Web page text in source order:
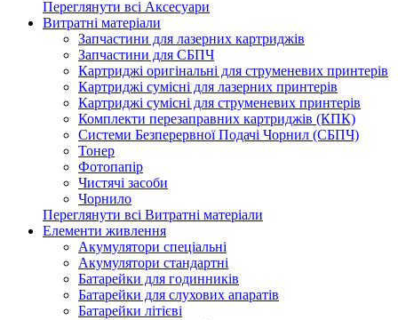
Переглянути всі Аксесуари
Витратні матеріали
Запчастини для лазерних картриджів
Запчастини для СБПЧ
Картриджі оригінальні для струменевих принтерів
Картриджі сумісні для лазерних принтерів
Картриджі сумісні для струменевих принтерів
Комплекти перезаправних картриджів (КПК)
Системи Безперервної Подачі Чорнил (СБПЧ)
Тонер
Фотопапір
Чистячі засоби
Чорнило
Переглянути всі Витратні матеріали
Елементи живлення
Акумулятори спеціальні
Акумулятори стандартні
Батарейки для годинників
Батарейки для слухових апаратів
Батарейки літієві